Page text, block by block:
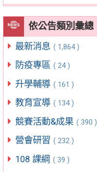
依公告類別彙總
最新消息 ( 1,864 )
防疫專區 ( 24 )
升學輔導 ( 161 )
教育宣導 ( 134 )
競賽活動&成果 ( 390 )
營會研習 ( 232 )
108 課綱 ( 39 )